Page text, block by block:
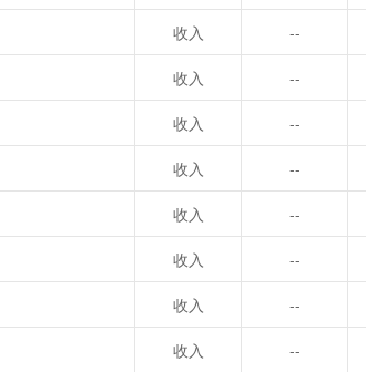
收入 --
收入 --
收入 --
收入 --
收入 --
收入 --
收入 --
收入 --